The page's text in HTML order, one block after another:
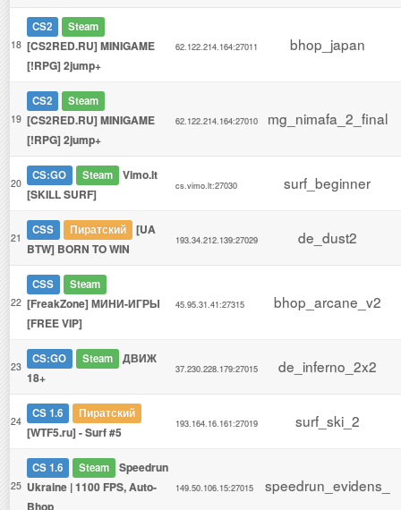
18
CS2 Steam
[CS2RED.RU] MINIGAME
[!RPG] 2jump+
62.122.214.164:27011 bhop_japan
19
CS2 Steam
[CS2RED.RU] MINIGAME
[!RPG] 2jump+
62.122.214.164:27010 mg_nimafa_2_final
20
CS:GO Steam
Vimo.lt
[SKILL SURF]
cs.vimo.lt:27030 surf_beginner
21
CSS Пиратский
[UA
BTW] BORN TO WIN
193.34.212.139:27029 de_dust2
22
CSS Steam
[FreakZone] МИНИ-ИГРЫ
[FREE VIP]
45.95.31.41:27315 bhop_arcane_v2
23
CS:GO Steam
ДВИЖ
18+
37.230.228.179:27015 de_inferno_2x2
24
CS 1.6 Пиратский
[WTF5.ru] - Surf #5
193.164.16.161:27019 surf_ski_2
25
CS 1.6 Steam
Speedrun
Ukraine | 1100 FPS, Auto-
Bhop
149.50.106.15:27015 speedrun_evidens_